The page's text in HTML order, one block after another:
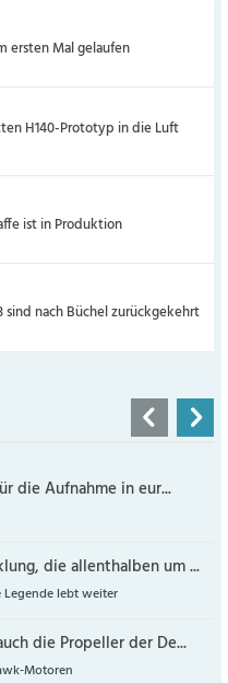
ersten Mal gelaufen
H140-Prototyp in die Luft
ist in Produktion
sind nach Büchel zurückgekehrt
die Aufnahme in eur...
die allenthalben um ...
lebt weiter
die Propeller der De...
Motoren